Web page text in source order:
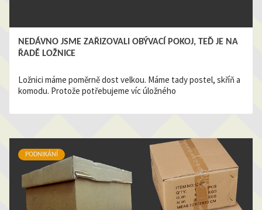
NEDÁVNO JSME ZAŘIZOVALI OBÝVACÍ POKOJ, TEĎ JE NA
ŘADĚ LOŽNICE
Ložnici máme poměrně dost velkou. Máme tady postel, skříň a
komodu. Protože potřebujeme víc úložného
PODNIKÁNÍ